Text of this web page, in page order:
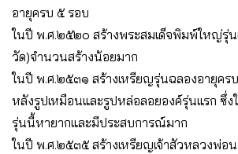
อายุครบ ๕ รอบ
ในปี พ.ศ.๒๕๒๐ สร้างพระสมเด็จพิมพ์ใหญ่รุ่
วัด)จำนวนสร้างน้อยมาก
ในปี พ.ศ.๒๕๓๑ สร้างเหรียญรุ่นฉลองอายุคร
หลังรูปเหมือนและรูปหล่อลอยองค์รุ่นแรก ซึ่
รุ่นนี้หายากและมีประสบการณ์มาก
ในปี พ.ศ.๒๕๓๕ สร้างเหรียญเจ้าสัวหลวงพ่อ